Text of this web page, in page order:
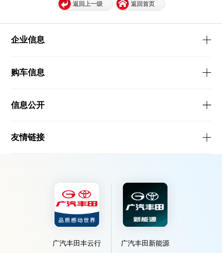
返回上一级 返回首页
企业信息
购车信息
信息公开
友情链接
广汽丰田丰云行 广汽丰田新能源